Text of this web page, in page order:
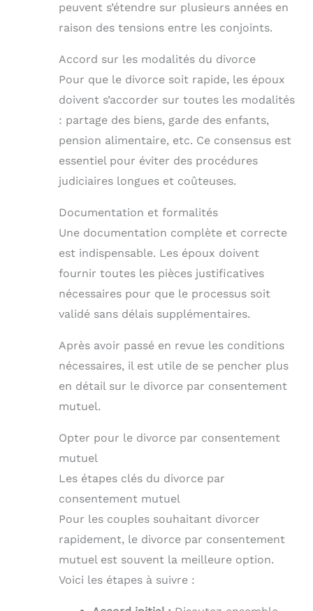
peuvent s’étendre sur plusieurs années en
raison des tensions entre les conjoints.
Accord sur les modalités du divorce
Pour que le divorce soit rapide, les époux
doivent s’accorder sur toutes les modalités
: partage des biens, garde des enfants,
pension alimentaire, etc. Ce consensus est
essentiel pour éviter des procédures
judiciaires longues et coûteuses.
Documentation et formalités
Une documentation complète et correcte
est indispensable. Les époux doivent
fournir toutes les pièces justificatives
nécessaires pour que le processus soit
validé sans délais supplémentaires.
Après avoir passé en revue les conditions
nécessaires, il est utile de se pencher plus
en détail sur le divorce par consentement
mutuel.
Opter pour le divorce par consentement
mutuel
Les étapes clés du divorce par
consentement mutuel
Pour les couples souhaitant divorcer
rapidement, le divorce par consentement
mutuel est souvent la meilleure option.
Voici les étapes à suivre :